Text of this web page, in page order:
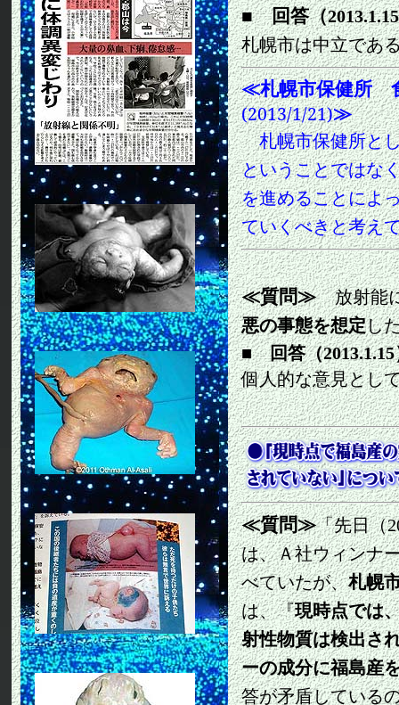
■回答（2013.1.15
札幌市は中立であ
≪札幌市保健所
(2013/1/21)≫
札幌市保健所と
ということではな
を進めることによ
ていくべきと考え
≪質問≫放射能
悪の事態を想定し
■回答（2013.1.15
個人的な意見とし
≪質問≫「先日（
は、Ａ社ウィンナ
べていたが、札幌
は、『現時点では
射性物質は検出さ
ーの成分に福島産
答が矛盾している